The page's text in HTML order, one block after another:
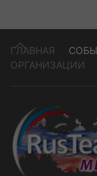
ГЛАВНАЯ
ОРГАНИЗАЦИИ